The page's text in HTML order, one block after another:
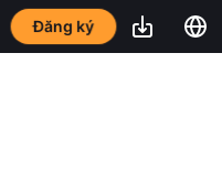
Đăng ký